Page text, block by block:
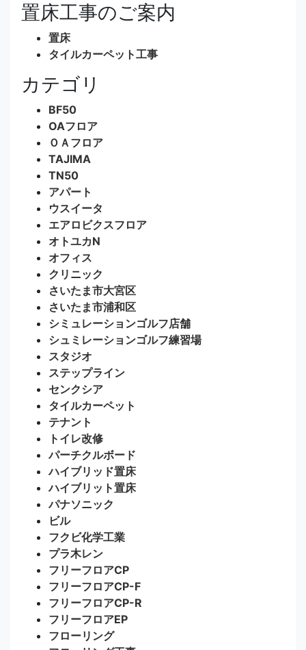
置床工事のご案内
置床
タイルカーペット工事
カテゴリ
BF50
OAフロア
ＯＡフロア
TAJIMA
TN50
アパート
ウスイータ
エアロビクスフロア
オトユカN
オフィス
クリニック
さいたま市大宮区
さいたま市浦和区
シミュレーションゴルフ店舗
シュミレーションゴルフ練習場
スタジオ
ステップライン
センクシア
タイルカーペット
テナント
トイレ改修
パーチクルボード
ハイブリッド置床
ハイブリット置床
パナソニック
ビル
フクビ化学工業
プラ木レン
フリーフロアCP
フリーフロアCP-F
フリーフロアCP-R
フリーフロアEP
フローリング